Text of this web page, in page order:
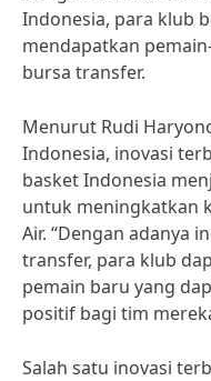
Indonesia, para klub
mendapatkan
bursa transfer.
Menurut Rudi
Indonesia, inovasi
basket Indonesia
untuk meningkatkan
Air. “Dengan adanya
transfer, para klub
pemain baru yang
positif bagi tim
Salah satu inovasi